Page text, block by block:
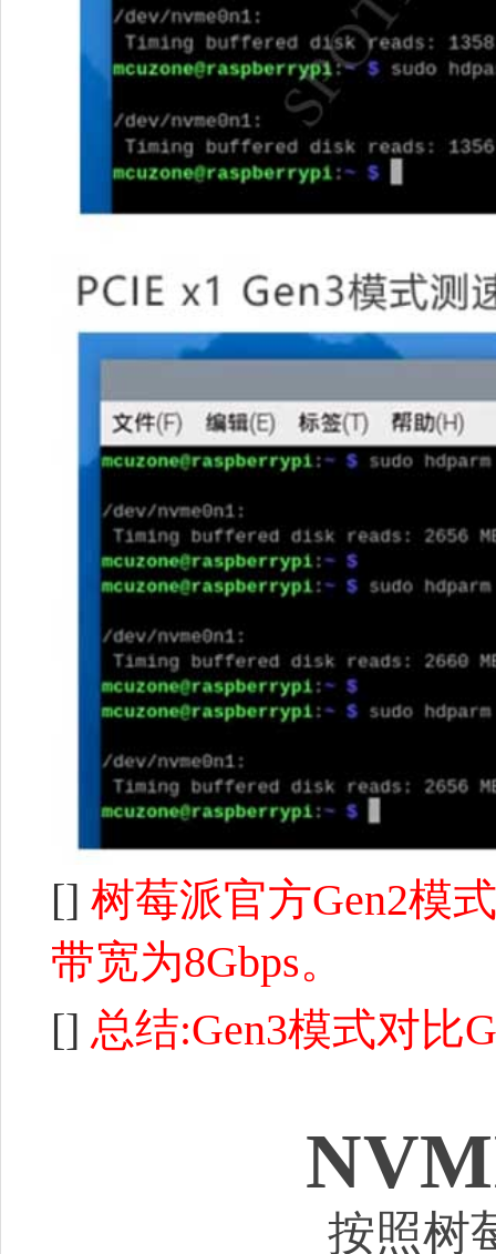
[] 树莓派官方Gen2模
带宽为8Gbps。
[] 总结:Gen3模式对比
按照树